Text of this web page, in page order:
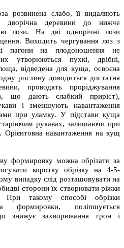
розвинена слабо, її видаляють
дворічна деревини до нижче
лози. На дві однорічні лози
Виходить чергування лоз з
пагони на плодоношення не
утворюються пухкі, дрібні,
відведена для куща, освоєна
рослину доводиться достатня
проводять проріджування
що дають слабкий приріст),
і зменшують навантаження
при уламку. У підстави куща
рукавах, залишаючи при
Орієнтовна навантаження на кущ
формировку можна обрізати за
коротку обрізку на 4-5-
випадку слід розташовувати на
сторони їх створювати ріжки
такому способі обрізки
формировки, поліпшується
знижує захворювання грон і